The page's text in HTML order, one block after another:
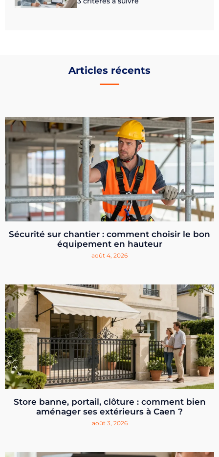
Articles récents
Sécurité sur chantier : comment choisir le bon
équipement en hauteur
août 4, 2026
Store banne, portail, clôture : comment bien
aménager ses extérieurs à Caen ?
août 3, 2026